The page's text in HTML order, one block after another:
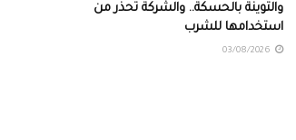
والتوينة بالحسكة.. والشركة تحذر من
استخدامها للشرب